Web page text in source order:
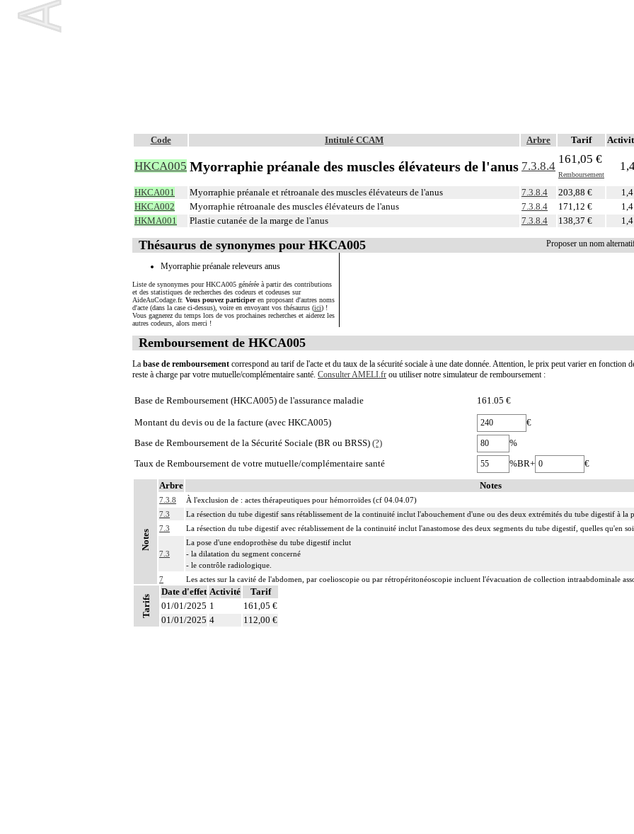
Code Intitulé CCAM Arbre Tarif
HKCA005 Myorraphie préanale des muscles élévateurs de l'anus 7.3.8.4
161,05 €
Remboursement
HKCA001 Myorraphie préanale et rétroanale des muscles élévateurs de l'anus 7.3.8.4 203,88 € 1,4
HKCA002 Myorraphie rétroanale des muscles élévateurs de l'anus 7.3.8.4 171,12 € 1,4
HKMA001 Plastie cutanée de la marge de l'anus 7.3.8.4 138,37 € 1,4
Proposer un nom
Thésaurus de synonymes pour HKCA005
Myorraphie préanale releveurs anus
Liste de synonymes pour HKCA005 générée à partir des contributions
et des statistiques de recherches des codeurs et codeuses sur
AideAuCodage.fr. Vous pouvez participeren proposant d'autres noms
d'acte (dans la case ci-dessus), voire en envoyant vos thésaurus (ici) !
Vous gagnerez du temps lors de vos prochaines recherches et aiderez les
autres codeurs, alors merci !
Remboursement de HKCA005
La base de remboursement correspond au tarif de l'acte et du taux de la sécurité sociale à une date donnée. Attention, le prix peut varier en
reste à charge par votre mutuelle/complémentaire santé. Consulter AMELI.fr ou utiliser notre simulateur de remboursement :
Base de Remboursement (HKCA005) de l'assurance maladie 161.05 €
Montant du devis ou de la facture (avec HKCA005)
€
Base de Remboursement de la Sécurité Sociale (BR ou BRSS) (?)
%
Taux de Remboursement de votre mutuelle/complémentaire santé
%BR+ €
Notes
Arbre Notes
7.3.8
À l'exclusion de : actes thérapeutiques pour hémorroïdes (cf 04.04.07)
7.3
La résection du tube digestif sans rétablissement de la continuité inclut l'abouchement d'une ou des deux extrémités du tube digestif à la
7.3
La résection du tube digestif avec rétablissement de la continuité inclut l'anastomose des deux segments du tube digestif, quelles qu'en
7.3
La pose d'une endoprothèse du tube digestif inclut
- la dilatation du segment concerné
- le contrôle radiologique.
7
Les actes sur la cavité de l'abdomen, par coelioscopie ou par rétropéritonéoscopie incluent l'évacuation de collection intraabdominale
7
Les actes sur la cavité de l'abdomen, par abord direct incluent l'évacuation de collection intraabdominale associée, la toilette péritonéale
Tarifs
Date d'effet Activité
Tarif
01/01/2025 1
161,05 €
01/01/2025 4 112,00 €